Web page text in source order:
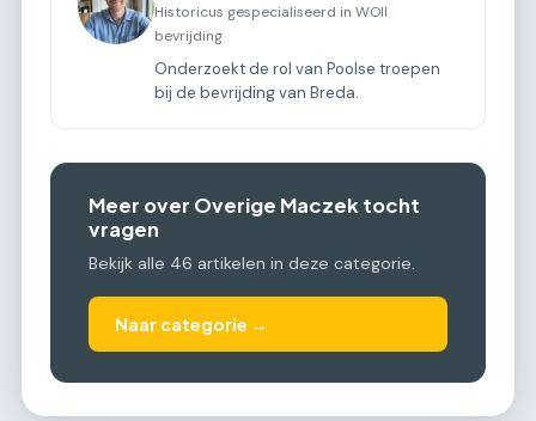
Historicus gespecialiseerd in WOII
bevrijding
Onderzoekt de rol van Poolse troepen
bij de bevrijding van Breda.
Meer over Overige Maczek tocht
vragen
Bekijk alle 46 artikelen in deze categorie.
Naar categorie →